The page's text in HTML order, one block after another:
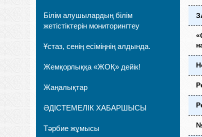
Білім алушылардың білім
жетістіктерін мониторингтеу
Ұстаз, сенің есіміңнің алдында.
Жемқорлыққа «ЖОҚ» дейік!
Жаңалықтар
ӘДІСТЕМЕЛІК ХАБАРШЫСЫ
Тәрбие жұмысы